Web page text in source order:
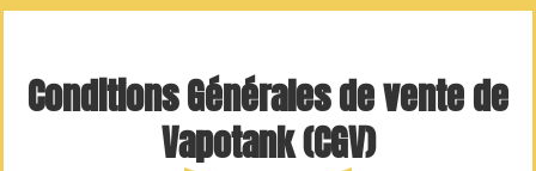
Conditions Générales de vente de
Vapotank (CGV)